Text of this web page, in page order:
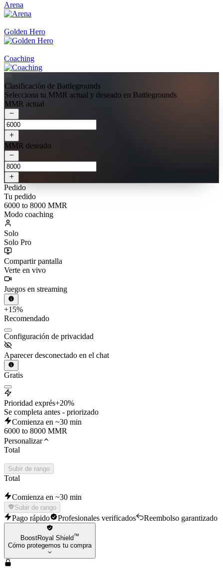
Arena
Golden Hero
Coaching
Clasificación de Battlegrounds
Selecciona tu MMR actual y deseado en Battlegrounds
MMR actual
MMR deseado
Pedido
Tu pedido
6000 to 8000 MMR
Modo coaching
Solo
Solo Pro
Compartir pantalla
Verte en vivo
Juegos en streaming
+15%
Recomendado
Configuración de privacidad
Aparecer desconectado en el chat
Gratis
Prioridad exprés+20%
Se completa antes - priorizado
Comienza en ~30 min
6000 to 8000 MMR
Personalizar
Total
Subir de rango
Total
Comienza en ~30 min
Subir de rango
Pago rápido Profesionales verificados Reembolso garantizado
BoostRoyal Shield™
Cómo protegemos tu compra